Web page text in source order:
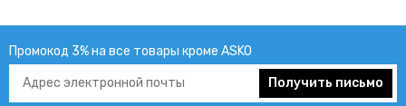
Промокод 3% на все товары кроме ASKO
Получить письмо